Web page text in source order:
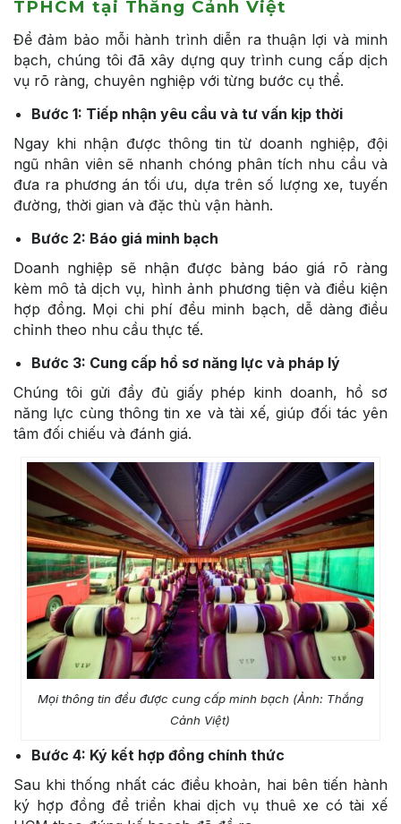
TPHCM tại Thắng Cảnh Việt
Để đảm bảo mỗi hành trình diễn ra thuận lợi và minh
bạch, chúng tôi đã xây dựng quy trình cung cấp dịch
vụ rõ ràng, chuyên nghiệp với từng bước cụ thể.
Bước 1: Tiếp nhận yêu cầu và tư vấn kịp thời
Ngay khi nhận được thông tin từ doanh nghiệp, đội
ngũ nhân viên sẽ nhanh chóng phân tích nhu cầu và
đưa ra phương án tối ưu, dựa trên số lượng xe, tuyến
đường, thời gian và đặc thù vận hành.
Bước 2: Báo giá minh bạch
Doanh nghiệp sẽ nhận được bảng báo giá rõ ràng
kèm mô tả dịch vụ, hình ảnh phương tiện và điều kiện
hợp đồng. Mọi chi phí đều minh bạch, dễ dàng điều
chỉnh theo nhu cầu thực tế.
Bước 3: Cung cấp hồ sơ năng lực và pháp lý
Chúng tôi gửi đầy đủ giấy phép kinh doanh, hồ sơ
năng lực cùng thông tin xe và tài xế, giúp đối tác yên
tâm đối chiếu và đánh giá.
Mọi thông tin đều được cung cấp minh bạch (Ảnh: Thắng
Cảnh Việt)
Bước 4: Ký kết hợp đồng chính thức
Sau khi thống nhất các điều khoản, hai bên tiến hành
ký hợp đồng để triển khai dịch vụ thuê xe có tài xế